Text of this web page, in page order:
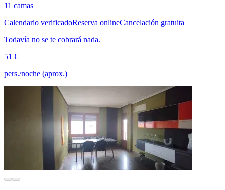
11 camas
Calendario verificadoReserva onlineCancelación gratuita
Todavía no se te cobrará nada.
51 €
pers./noche (aprox.)